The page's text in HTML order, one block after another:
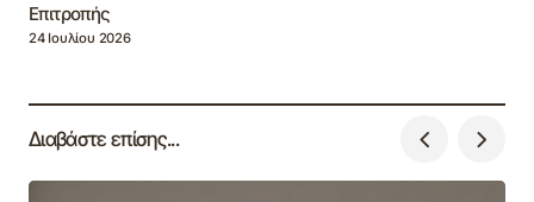
Επιτροπής
24 Ιουλίου 2026
Διαβάστε επίσης...